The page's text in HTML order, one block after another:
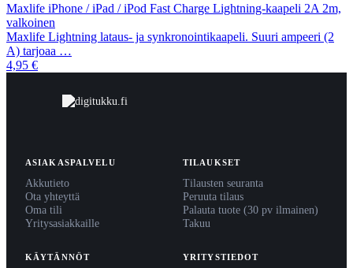
Maxlife iPhone / iPad / iPod Fast Charge Lightning-kaapeli 2A 2m,
valkoinen
Maxlife Lightning lataus- ja synkronointikaapeli. Suuri ampeeri (2
A) tarjoaa …
4,95 €
ASIAKASPALVELU
Akkutieto
Ota yhteyttä
Oma tili
Yritysasiakkaille
TILAUKSET
Tilausten seuranta
Peruuta tilaus
Palauta tuote (30 pv ilmainen)
Takuu
KÄYTÄNNÖT YRITYSTIEDOT